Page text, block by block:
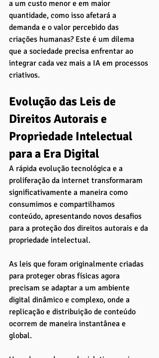
a um custo menor e em maior
quantidade, como isso afetará a
demanda e o valor percebido das
criações humanas? Este é um dilema
que a sociedade precisa enfrentar ao
integrar cada vez mais a IA em processos
criativos.
Evolução das Leis de
Direitos Autorais e
Propriedade Intelectual
para a Era Digital
A rápida evolução tecnológica e a
proliferação da internet transformaram
significativamente a maneira como
consumimos e compartilhamos
conteúdo, apresentando novos desafios
para a proteção dos direitos autorais e da
propriedade intelectual.
As leis que foram originalmente criadas
para proteger obras físicas agora
precisam se adaptar a um ambiente
digital dinâmico e complexo, onde a
replicação e distribuição de conteúdo
ocorrem de maneira instantânea e
global.